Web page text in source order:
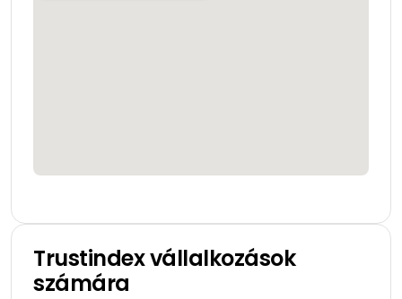
Trustindex vállalkozások
számára